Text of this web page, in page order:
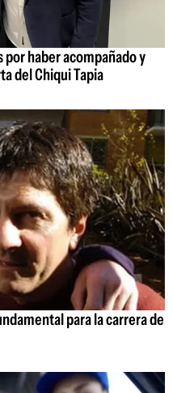
por haber acompañado y
del Chiqui Tapia
para la carrera de